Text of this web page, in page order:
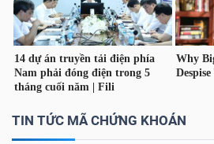
TIN TỨC MÃ CHỨNG KHOÁN
TRÁI
PHIẾU
CỤ